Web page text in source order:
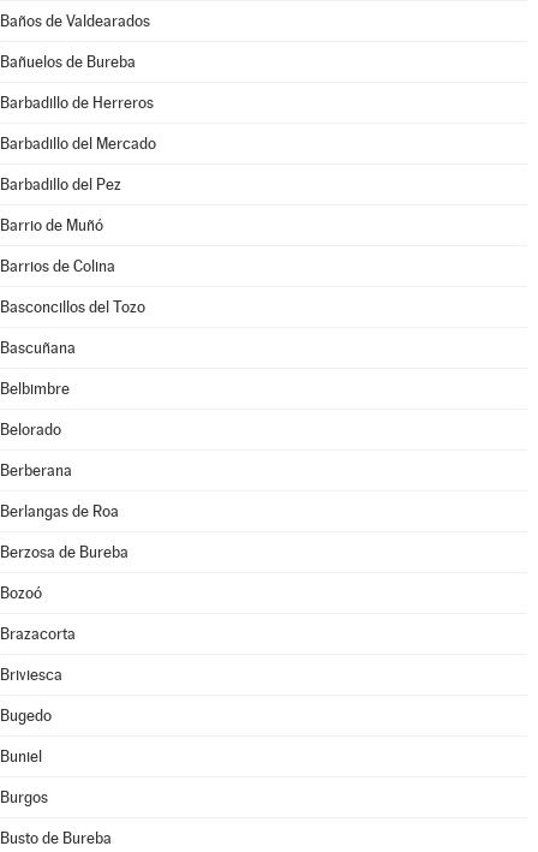
Baños de Valdearados
Bañuelos de Bureba
Barbadillo de Herreros
Barbadillo del Mercado
Barbadillo del Pez
Barrio de Muñó
Barrios de Colina
Basconcillos del Tozo
Bascuñana
Belbimbre
Belorado
Berberana
Berlangas de Roa
Berzosa de Bureba
Bozoó
Brazacorta
Briviesca
Bugedo
Buniel
Burgos
Busto de Bureba